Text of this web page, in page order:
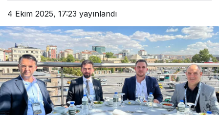
4 Ekim 2025, 17:23 yayınlandı